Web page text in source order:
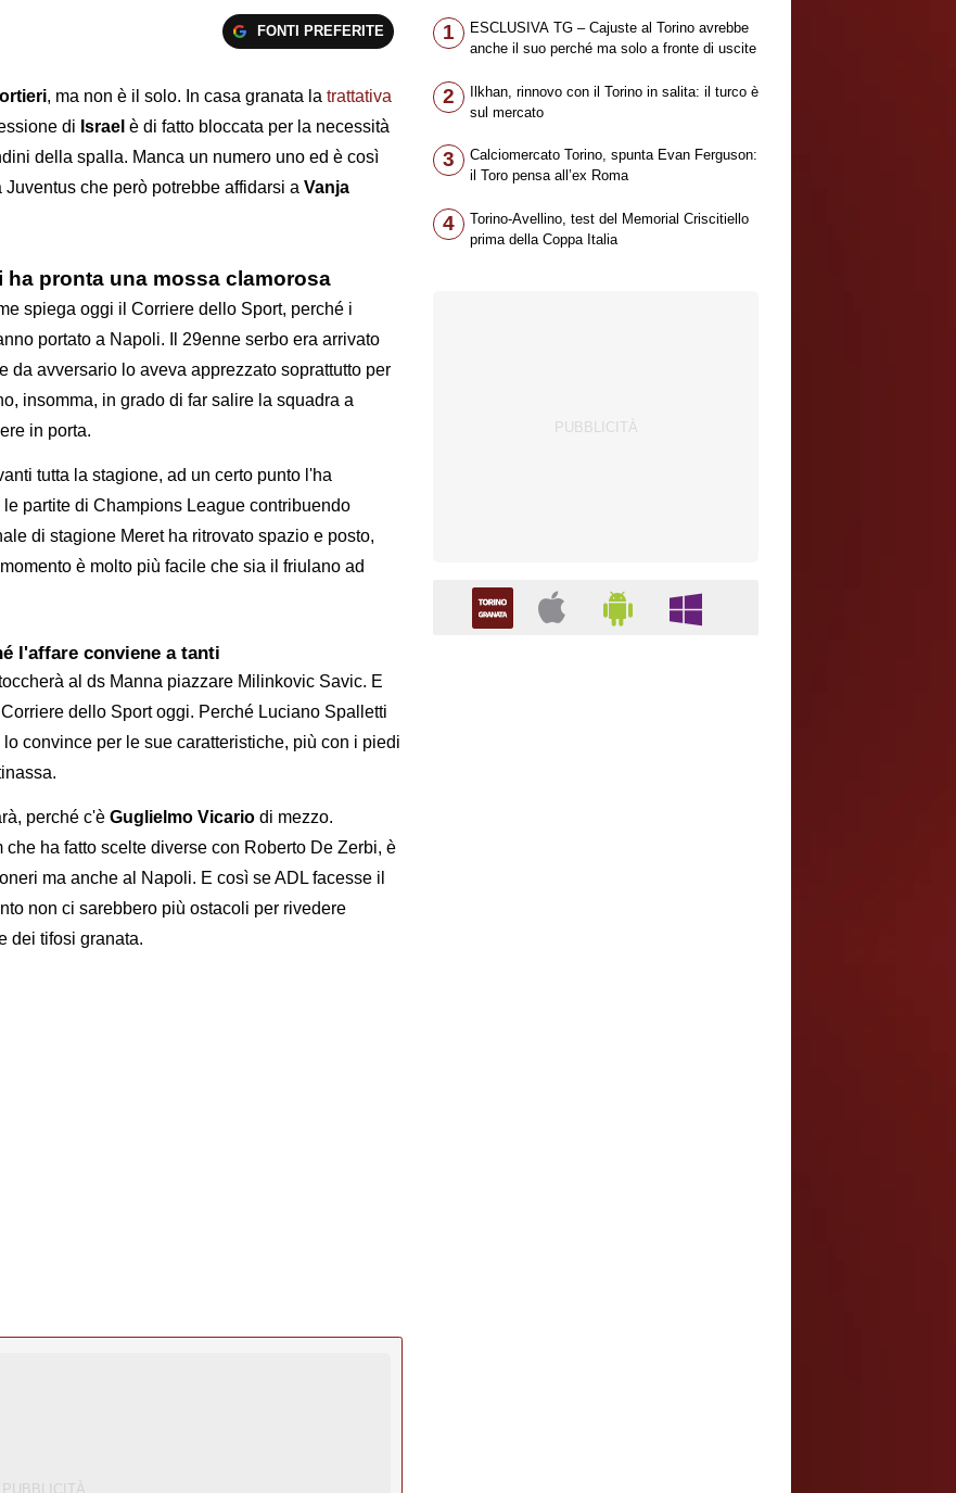
FONTI PREFERITE
, ma non è il solo. In casa granata la trattativa
di Israel è di fatto bloccata per la necessità
della spalla. Manca un numero uno ed è così
che però potrebbe affidarsi a Vanja
pronta una mossa clamorosa
spiega oggi il Corriere dello Sport, perché i
portato a Napoli. Il 29enne serbo era arrivato
da avversario lo aveva apprezzato soprattutto per
insomma, in grado di far salire la squadra a
in porta.
tutta la stagione, ad un certo punto l'ha
partite di Champions League contribuendo
di stagione Meret ha ritrovato spazio e posto,
è molto più facile che sia il friulano ad
l'affare conviene a tanti
al ds Manna piazzare Milinkovic Savic. E
dello Sport oggi. Perché Luciano Spalletti
convince per le sue caratteristiche, più con i piedi
perché c'è Guglielmo Vicario di mezzo.
ha fatto scelte diverse con Roberto De Zerbi, è
ma anche al Napoli. E così se ADL facesse il
non ci sarebbero più ostacoli per rivedere
dei tifosi granata.
1
ESCLUSIVA TG – Cajuste al Torino avrebbe
anche il suo perché ma solo a fronte di uscite
2
Ilkhan, rinnovo con il Torino in salita: il turco è
sul mercato
3
Calciomercato Torino, spunta Evan Ferguson:
il Toro pensa all’ex Roma
4
Torino-Avellino, test del Memorial Criscitiello
prima della Coppa Italia